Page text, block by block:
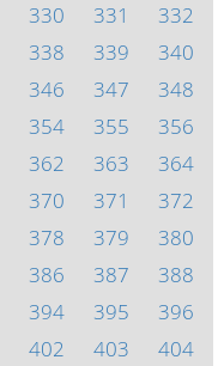
330 331
332
338 339
340
346 347
348
354 355
356
362 363
364
370 371
372
378 379
380
386 387
388
394 395
396
402 403 404